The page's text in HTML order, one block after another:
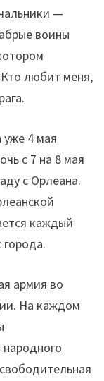
—
воины
любит меня,
уже 4 мая
с 7 на 8 мая
с Орлеана.
каждый
армия во
На каждом